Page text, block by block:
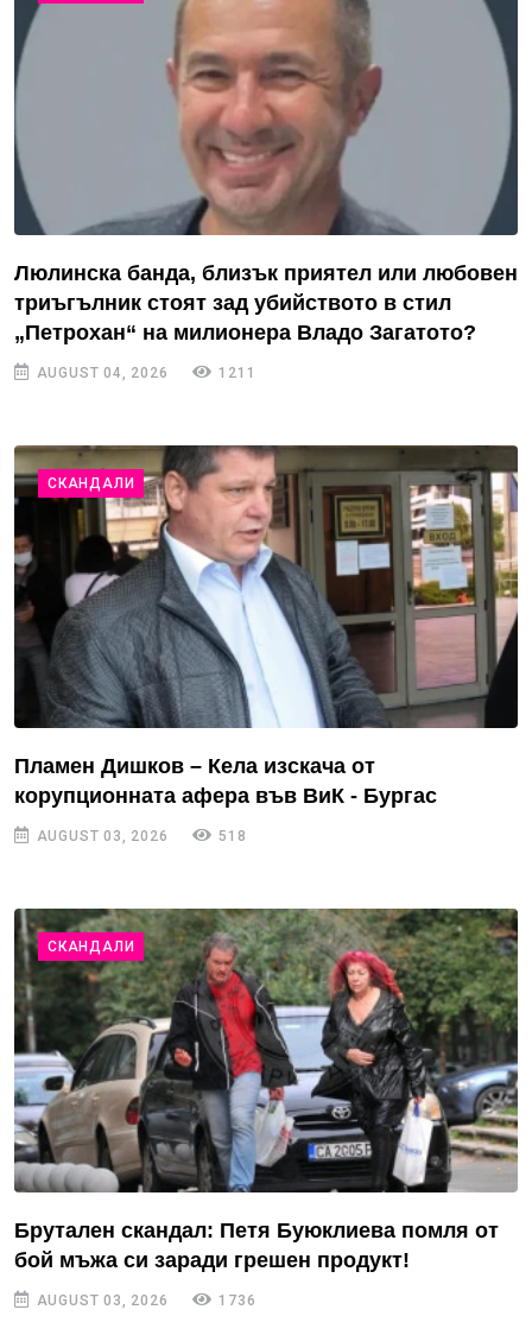
Люлинска банда, близък приятел или любовен
триъгълник стоят зад убийството в стил
„Петрохан“ на милионера Владо Загатото?
AUGUST 04, 2026 1211
СКАНДАЛИ
Пламен Дишков – Кела изскача от
корупционната афера във ВиК - Бургас
AUGUST 03, 2026 518
СКАНДАЛИ
Брутален скандал: Петя Буюклиева помля от
бой мъжа си заради грешен продукт!
AUGUST 03, 2026 1736